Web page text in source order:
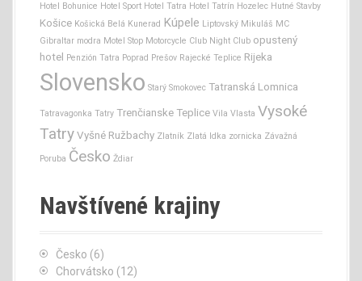
Hotel Bohunice Hotel Sport Hotel Tatra Hotel Tatrín Hozelec Hutné Stavby
Košice Košická Belá Kunerad Kúpele Liptovský Mikuláš MC
Gibraltar modra Motel Stop Motorcycle Club Night Club opustený
hotel
Penzión Tatra Poprad Prešov Rajecké Teplice Rijeka
Slovensko Starý Smokovec Tatranská Lomnica
Tatravagonka Tatry Trenčianske Teplice Vila Vlasta Vysoké
Tatry Vyšné Ružbachy Zlatník Zlatá Idka zornicka Závažná
Poruba Česko Ždiar
Navštívené krajiny
Česko (6)
Chorvátsko (12)